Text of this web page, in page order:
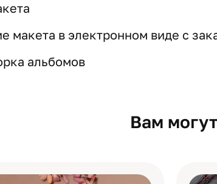
макета в электронном виде с
альбомов
Вам